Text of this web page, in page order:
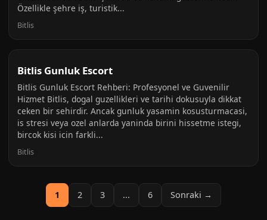
Özellikle şehre iş, turistik...
Bitlis
Bitlis Gunluk Escort
Bitlis Gunluk Escort Rehberi: Profesyonel ve Guvenilir
Hizmet Bitlis, dogal guzellikleri ve tarihi dokusuyla dikkat
ceken bir sehirdir. Ancak gunluk yasamin kosusturmacasi,
is stresi veya ozel anlarda yaninda birini hissetme istegi,
bircok kisi icin farkli...
Bitlis
1 2 3 ... 6 Sonraki →